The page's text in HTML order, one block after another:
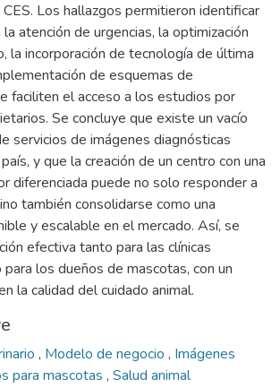
Los hallazgos permitieron identificar
atención de urgencias, la optimización
la incorporación de tecnología de última
de esquemas de
faciliten el acceso a los estudios por
Se concluye que existe un vacío
servicios de imágenes diagnósticas
y que la creación de un centro con una
diferenciada puede no solo responder a
también consolidarse como una
y escalable en el mercado. Así, se
efectiva tanto para las clínicas
los dueños de mascotas, con un
la calidad del cuidado animal.
, Modelo de negocio , Imágenes
para mascotas , Salud animal